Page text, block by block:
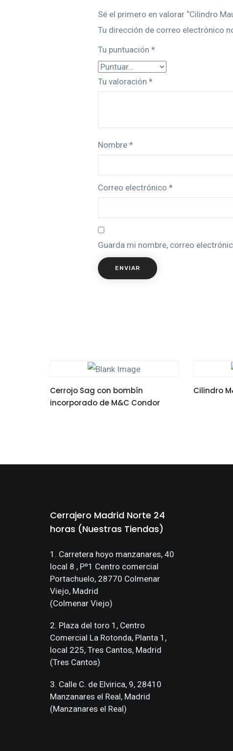
Sé el primero en valorar “Cilindro
Tu dirección de correo electrónico
Tu puntuación *
Tu valoración *
Nombre *
Correo electrónico *
Guarda mi nombre, correo
Cerrojo Sag con bombín
incorporado de M&C Condor
Cilindro
Cerrajero Madrid Norte 24
horas (Nuestras Tiendas)
1. Carretera hoyo manzanares, 40
local 8 , Pº1 Centro comercial
Portachuelo, 28770 Colmenar
Viejo, Madrid
(Colmenar Viejo)
2. Plaza del toro 1, Centro
Comercial La Rotonda, Planta 1,
local 225, Tres Cantos, Madrid
(Tres Cantos)
3. Calle C. de Elvirica, 9, 28410
Manzanares el Real, Madrid
(Manzanares el Real)